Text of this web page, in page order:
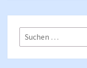
Suchen
nach: